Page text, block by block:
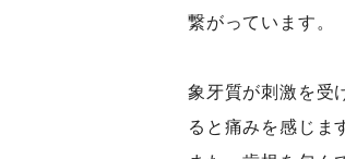
繋がっています。
象牙質が刺激を受
ると痛みを感じま